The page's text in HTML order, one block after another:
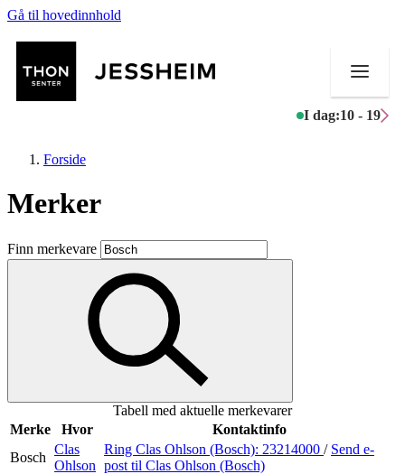
Gå til hovedinnhold
I dag:10 - 19
Butikker
Mat og drikke
Aktiviteter
Inspirasjon
Forside
Merker
Finn merkevare
Tabell med aktuelle merkevarer
Merke
Hvor
Kontaktinfo
Bosch
Clas
Ohlson
Ring Clas Ohlson (Bosch): 23214000 / Send e-
post til Clas Ohlson (Bosch)